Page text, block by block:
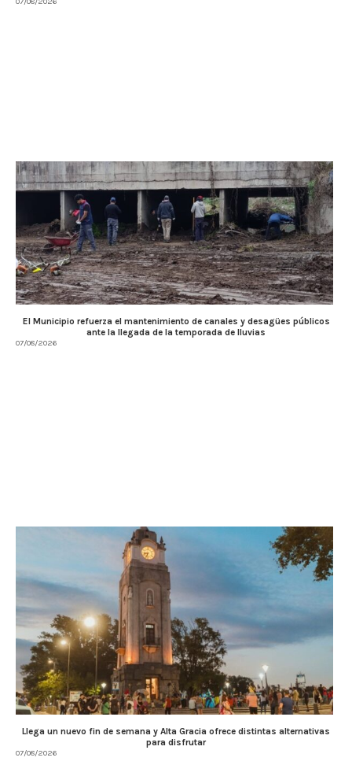
El Municipio refuerza el mantenimiento de canales y desagües públicos
ante la llegada de la temporada de lluvias
07/08/2026
Llega un nuevo fin de semana y Alta Gracia ofrece distintas alternativas
para disfrutar
07/08/2026